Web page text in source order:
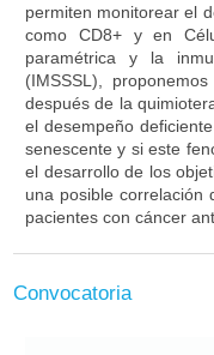
permiten monitorear el
como CD8+ y en
paramétrica y la
(IMSSSL),
después de la
el desempeño
senescente y si este
el desarrollo de los
una posible correlación
pacientes con cáncer
Convocatoria